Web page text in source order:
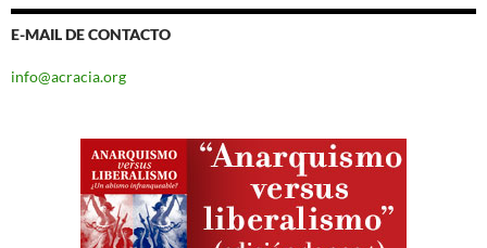
E-MAIL DE CONTACTO
info@acracia.org